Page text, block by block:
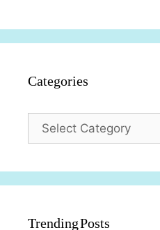
Categories
Trending Posts